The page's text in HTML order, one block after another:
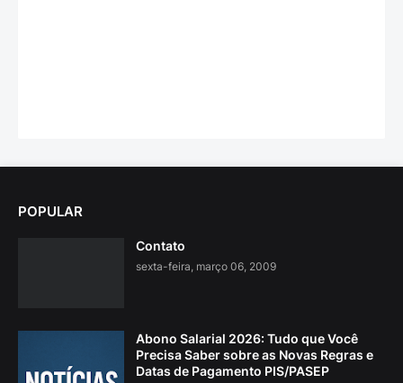
POPULAR
Contato
sexta-feira, março 06, 2009
Abono Salarial 2026: Tudo que Você
Precisa Saber sobre as Novas Regras e
Datas de Pagamento PIS/PASEP